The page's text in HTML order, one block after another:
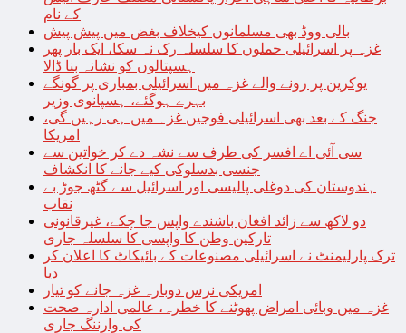
کے نام
بالی ووڈ بھی مسلمانوں کیخلاف بغض میں پیش پیش
غزہ پر اسرائیلی حملوں کا سلسلہ رک نہ سکا، ایک بار پھر
ہسپتالوں کو نشانہ بنا ڈالا
یوکرین پر رونے والے غزہ میں اسرائیلی بمباری پر گونگے
بہرے ہوگئے، ہسپانوی وزیر
جنگ کے بعد بھی اسرائیلی فوجیں غزہ میں ہی رہیں گی،
امریکا
سی آئی اے افسر کی طرف سے نشہ دے کر خواتین سے
جنسی بدسلوکی کیے جانے کا انکشاف
ہندوستان کی دوغلی پالیسی اور اسرائیل سے گٹھ جوڑ بے
نقاب
دو لاکھ سے زائد افغان باشندے واپس جا چکے، غیرقانونی
تارکین وطن کا واپسی کا سلسلہ جاری
ترک پارلیمنٹ نے اسرائیلی مصنوعات کے بائیکاٹ کا اعلان کر
دیا
امریکی نرس دوبارہ غزہ جانے کو تیار
غزہ میں وبائی امراض پھوٹنے کا خطرہ، عالمی ادارہ صحت
کی وارننگ جاری